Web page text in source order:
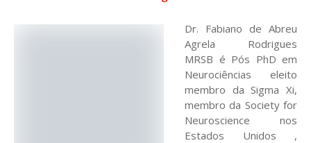
Dr. Fabiano de Abreu
Agrela Rodrigues
MRSB é Pós PhD em
Neurociências eleito
membro da Sigma Xi,
membro da Society for
Neuroscience nos
Estados Unidos ,